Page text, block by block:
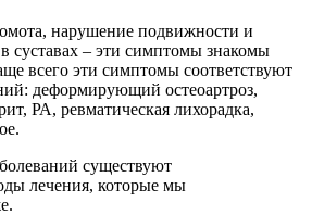
нарушение подвижности и
суставах – эти симптомы знакомы
всего эти симптомы соответствуют
деформирующий остеоартроз,
РА, ревматическая лихорадка,
существуют
лечения, которые мы